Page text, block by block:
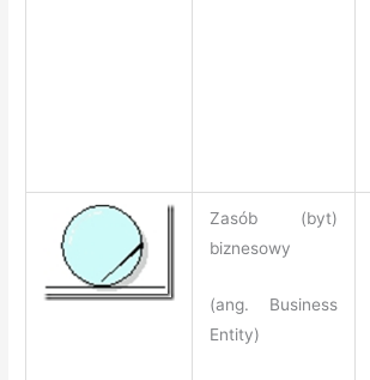
Zasób (byt)
biznesowy
(ang. Business
Entity)